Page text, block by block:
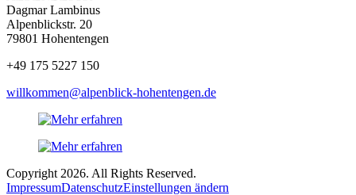
Dagmar Lambinus
Alpenblickstr. 20
79801 Hohentengen
+49 175 5227 150
willkommen@alpenblick-hohentengen.de
Copyright 2026. All Rights Reserved.
ImpressumDatenschutzEinstellungen ändern